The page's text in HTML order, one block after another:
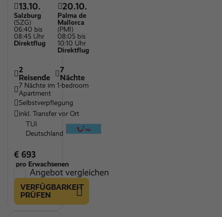
13.10.
Salzburg
(SZG)
06:40 bis
08:45 Uhr
Direktflug
20.10.
Palma de
Mallorca
(PMI)
08:05 bis
10:10 Uhr
Direktflug
2
Reisende
7
Nächte
7 Nächte im 1-bedroom
Apartment
Selbstverpflegung
inkl. Transfer vor Ort
TUI
Deutschland
€ 693
pro Erwachsenen
Angebot vergleichen
VERFÜGBARKEIT
PRÜFEN